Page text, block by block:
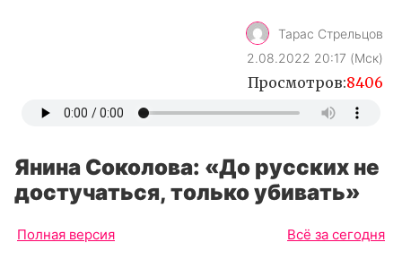
Тарас Стрельцов
2.08.2022 20:17 (Мск)
Просмотров:8406
Янина Соколова: «До русских не
достучаться, только убивать»
Полная версия Всё за сегодня